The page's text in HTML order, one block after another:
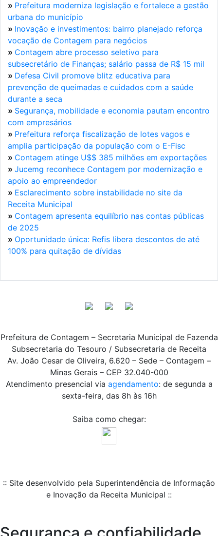
» Prefeitura moderniza legislação e fortalece a gestão
urbana do município
» Inovação e investimentos: bairro planejado reforça
vocação de Contagem para negócios
» Contagem abre processo seletivo para
subsecretário de Finanças; salário passa de R$ 15 mil
» Defesa Civil promove blitz educativa para
prevenção de queimadas e cuidados com a saúde
durante a seca
» Segurança, mobilidade e economia pautam encontro
com empresários
» Prefeitura reforça fiscalização de lotes vagos e
amplia participação da população com o E-Fisc
» Contagem atinge U$$ 385 milhões em exportações
» Jucemg reconhece Contagem por modernização e
apoio ao empreendedor
» Esclarecimento sobre instabilidade no site da
Receita Municipal
» Contagem apresenta equilíbrio nas contas públicas
de 2025
» Oportunidade única: Refis libera descontos de até
100% para quitação de dívidas
Prefeitura de Contagem – Secretaria Municipal de Fazenda
Subsecretaria do Tesouro / Subsecretaria de Receita
Av. João Cesar de Oliveira, 6.620 – Sede – Contagem –
Minas Gerais – CEP 32.040-000
Atendimento presencial via agendamento: de segunda a
sexta-feira, das 8h às 16h
Saiba como chegar:
:: Site desenvolvido pela Superintendência de Informação
e Inovação da Receita Municipal ::